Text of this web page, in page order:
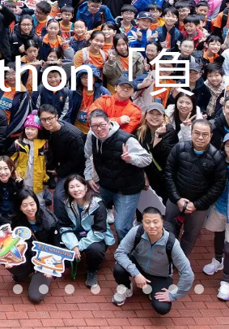
「負
乓精英
舞賽
流團
途
Activity
Event
賽
的光